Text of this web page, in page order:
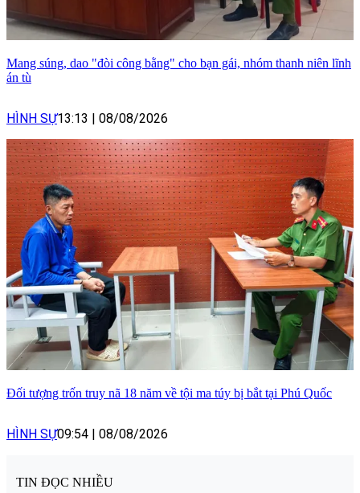
Mang súng, dao "đòi công bằng" cho bạn gái, nhóm thanh niên lĩnh
án tù
HÌNH SỰ13:13 | 08/08/2026
Đối tượng trốn truy nã 18 năm về tội ma túy bị bắt tại Phú Quốc
HÌNH SỰ09:54 | 08/08/2026
TIN ĐỌC NHIỀU